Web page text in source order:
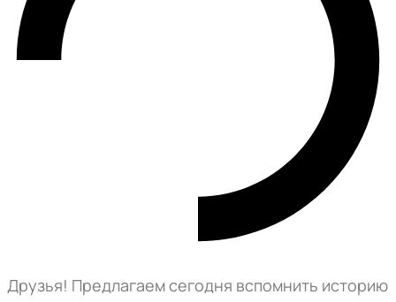
Друзья! Предлагаем сегодня вспомнить историю